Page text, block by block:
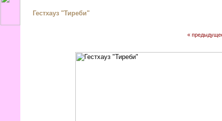
Гестхауз "Тиреби"
«